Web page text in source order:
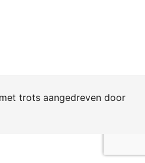
trots aangedreven door